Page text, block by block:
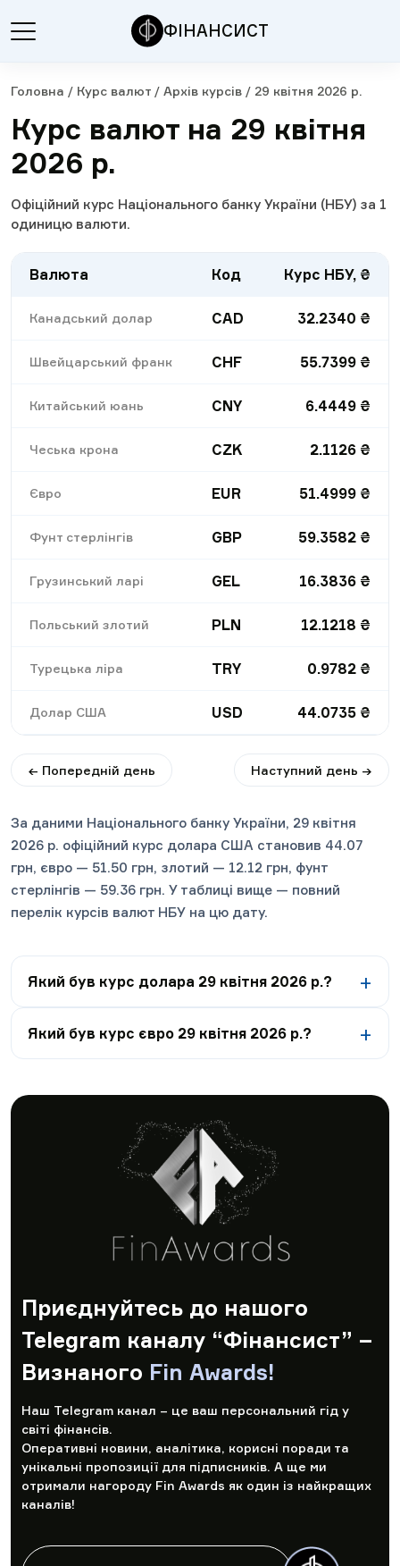
ФІНАНСИСТ
Головна / Курс валют / Архів курсів / 29 квітня 2026 р.
Курс валют на 29 квітня
2026 р.
Офіційний курс Національного банку України (НБУ) за 1
одиницю валюти.
Валюта Код Курс НБУ, ₴
Канадський долар CAD 32.2340 ₴
Швейцарський франк CHF 55.7399 ₴
Китайський юань CNY 6.4449 ₴
Чеська крона CZK 2.1126 ₴
Євро EUR 51.4999 ₴
Фунт стерлінгів GBP 59.3582 ₴
Грузинський ларі GEL 16.3836 ₴
Польський злотий PLN 12.1218 ₴
Турецька ліра TRY 0.9782 ₴
Долар США USD 44.0735 ₴
← Попередній день Наступний день →
За даними Національного банку України, 29 квітня
2026 р. офіційний курс долара США становив 44.07
грн, євро — 51.50 грн, злотий — 12.12 грн, фунт
стерлінгів — 59.36 грн. У таблиці вище — повний
перелік курсів валют НБУ на цю дату.
Який був курс долара 29 квітня 2026 р.?
Який був курс євро 29 квітня 2026 р.?
Приєднуйтесь до нашого
Telegram каналу “Фінансист” –
Визнаного Fin Awards!
Наш Telegram канал – це ваш персональний гід у
світі фінансів.
Оперативні новини, аналітика, корисні поради та
унікальні пропозиції для підписників. А ще ми
отримали нагороду Fin Awards як один із найкращих
каналів!